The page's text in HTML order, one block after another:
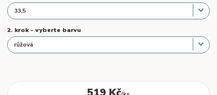
2. krok - vyberte barvu